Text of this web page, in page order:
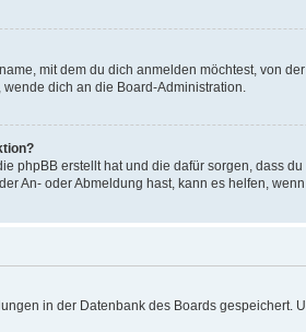
mit dem du dich anmelden möchtest, von
dich an die Board-Administration.
phpBB erstellt hat und die dafür sorgen, dass
An- oder Abmeldung hast, kann es helfen,
in der Datenbank des Boards gespeichert.